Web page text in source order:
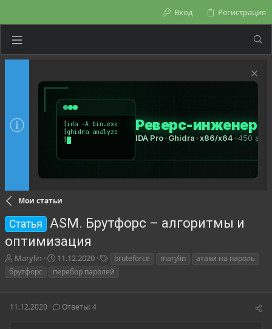
Вход Регистрация
Мои статьи
Статья
ASM. Брутфорс – алгоритмы и
оптимизация
А
в
т
о
т
е
Marylin
Д
а
а
а
ч
11.12.2020
е
и
bruteforce marylin
атаки на пароль
брутфорс
перебор паролей
11.12.2020 Ответы: 4